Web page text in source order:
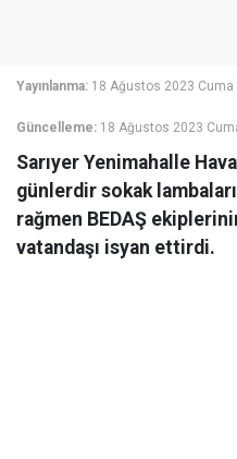
Yayınlanma: 18 Ağustos 2023 Cuma
Güncelleme: 18 Ağustos 2023
Sarıyer Yenimahalle
günlerdir sokak
rağmen BEDAŞ
vatandaşı isyan ettirdi.